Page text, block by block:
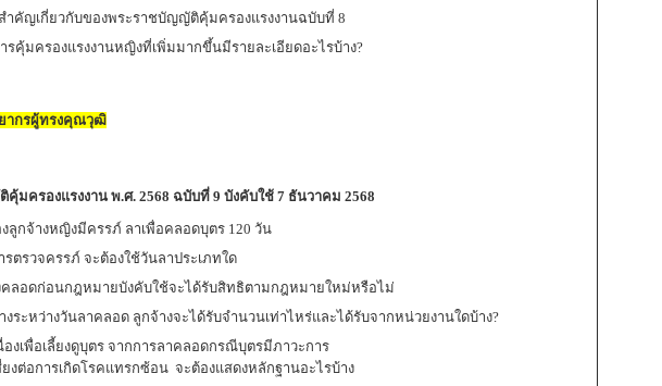
คัญเกี่ยวกับของพระราชบัญญัติคุ้มครองแรงงานฉบับที่ 8
รคุ้มครองแรงงานหญิงที่เพิ่มมากขึ้นมีรายละเอียดอะไรบ้าง?
ากรผู้ทรงคุณวุฒิ
มครองแรงงาน พ.ศ. 2568 ฉบับที่ 9 บังคับใช้ 7 ธันวาคม 2568
ลูกจ้างหญิงมีครรภ์ ลาเพื่อคลอดบุตร 120 วัน
รตรวจครรภ์ จะต้องใช้วันลาประเภทใด
ลอดก่อนกฎหมายบังคับใช้จะได้รับสิทธิตามกฎหมายใหม่หรือไม่
งระหว่างวันลาคลอด ลูกจ้างจะได้รับจำนวนเท่าไหร่และได้รับจากหน่วยงานใดบ้าง?
องเพื่อเลี้ยงดูบุตร จากการลาคลอดกรณีบุตรมีภาวะการ
ยงต่อการเกิดโรคแทรกซ้อน จะต้องแสดงหลักฐานอะไรบ้าง